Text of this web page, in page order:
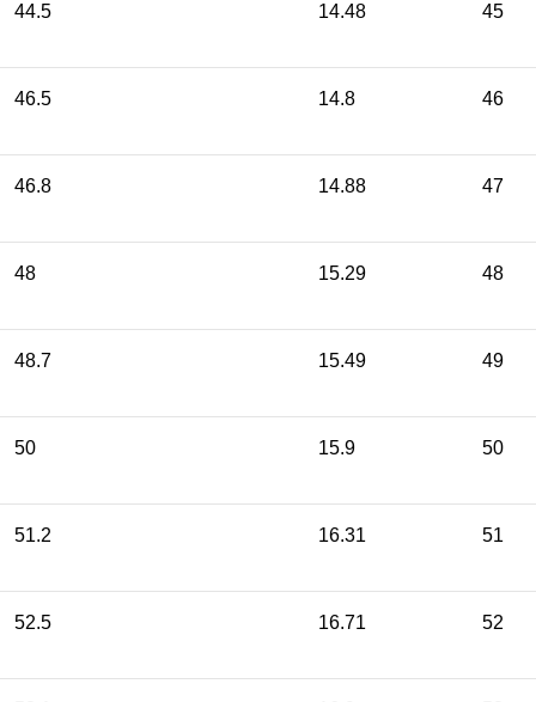
44.5 14.48 45
46.5 14.8 46
46.8 14.88 47
48 15.29 48
48.7 15.49 49
50 15.9 50
51.2 16.31 51
52.5 16.71 52